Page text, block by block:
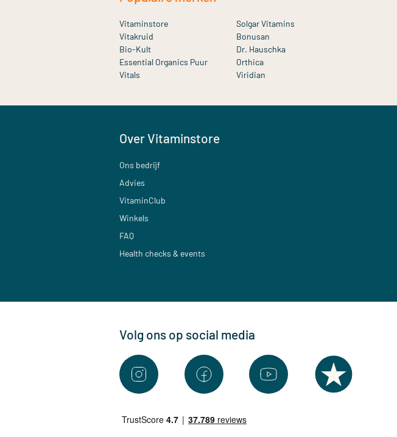
Vitaminstore
Solgar Vitamins
Vitakruid
Bonusan
Bio-Kult
Dr. Hauschka
Essential Organics Puur
Orthica
Vitals
Viridian
Over Vitaminstore
Ons bedrijf
Advies
VitaminClub
Winkels
FAQ
Health checks & events
Volg ons op social media